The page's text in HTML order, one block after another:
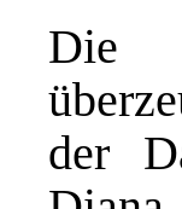
Die
der